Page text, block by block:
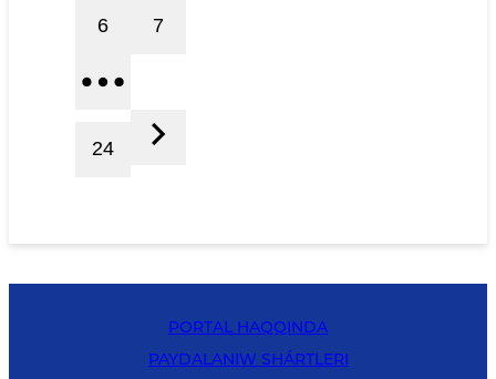
6 7
24
PORTAL HAQQINDA
PAYDALANIW SHÁRTLERI